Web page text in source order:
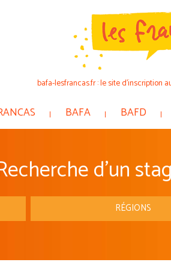
bafa-lesfrancas.fr : le site d’inscription
BAFA BAFD
d'un
RÉGIONS